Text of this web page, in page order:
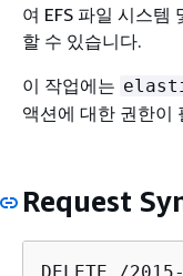
여 EFS 파일 시스템
할 수 있습니다.
이 작업에는
액션에 대한 권한이
Request
DELETE /